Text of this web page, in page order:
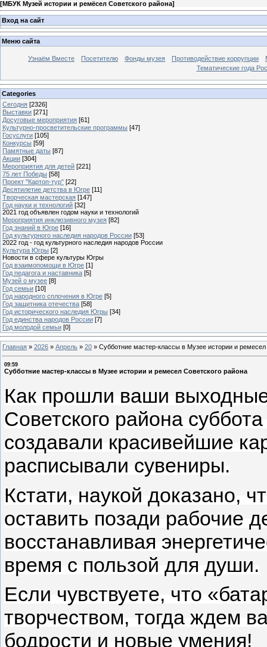
[МБУК Музей истории и ремёсел Советского района]
Вход на сайт
Меню сайта
Узнаём Вместе Посетителю Фонды музея Противодействие коррупции
Тематические года
Categories
Сегодня [2326]
Выставки [271]
Досуговые мероприятия [61]
Культурно-просветительские программы [47]
Госуслуги [105]
Конкурсы [59]
Памятные даты [87]
Акции [304]
Мероприятия для детей [221]
75 лет Победы [58]
Проект "Картоп-тур" [22]
Десятилетие детства в Югре [11]
Творческая мастерская [147]
Год науки и технологий [32]
2021 год объявлен годом науки и технологий
Мероприятия инклюзивного музея [82]
Год знаний в Югре [16]
Год культурного наследия народов России [53]
2022 год - год культурного наследия народов России
Культура Югры [2]
Новости в сфере культуры Югры
Год взаимопомощи в Югре [1]
Год педагога и наставника [5]
Музей о музее [8]
Год семьи [10]
Год народного сплочения в Югре [5]
Год защитника отечества [58]
Год исторического наследия Югры [34]
Год единства народов России [7]
Год молодой семьи [0]
Главная » 2026 » Апрель » 20 » Субботние мастер-классы в Музее истории и ремесел
09:59
Субботние мастер-классы в Музее истории и ремесел Советского района
Как прошли ваши
Советского района
создавали красивейшие
расписывали сувениры.
Кстати, наукой доказано,
оставить позади рабочие
восстанавливая
время с пользой для души.
Если чувствуете, что
творчеством, тогда ждем
бодрости и новые умения!